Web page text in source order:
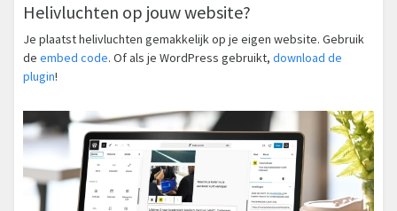
Helivluchten op jouw website?
Je plaatst helivluchten gemakkelijk op je eigen website. Gebruik
de embed code. Of als je WordPress gebruikt, download de
plugin!